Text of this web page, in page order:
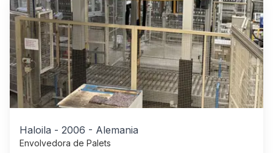
Haloila - 2006 - Alemania
Envolvedora de Palets